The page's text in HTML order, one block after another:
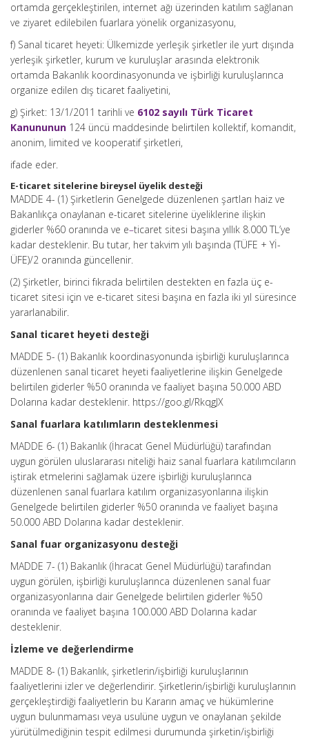
ortamda gerçekleştirilen, internet ağı üzerinden katılım sağlanan
ve ziyaret edilebilen fuarlara yönelik organizasyonu,
f) Sanal ticaret heyeti: Ülkemizde yerleşik şirketler ile yurt dışında
yerleşik şirketler, kurum ve kuruluşlar arasında elektronik
ortamda Bakanlık koordinasyonunda ve işbirliği kuruluşlarınca
organize edilen dış ticaret faaliyetini,
g) Şirket: 13/1/2011 tarihli ve 6102 sayılı Türk Ticaret
Kanununun 124 üncü maddesinde belirtilen kollektif, komandit,
anonim, limited ve kooperatif şirketleri,
ifade eder.
E-ticaret sitelerine bireysel üyelik desteği
MADDE 4- (1) Şirketlerin Genelgede düzenlenen şartları haiz ve
Bakanlıkça onaylanan e-ticaret sitelerine üyeliklerine ilişkin
giderler %60 oranında ve e–ticaret sitesi başına yıllık 8.000 TL’ye
kadar desteklenir. Bu tutar, her takvim yılı başında (TÜFE + Yİ-
ÜFE)/2 oranında güncellenir.
(2) Şirketler, birinci fıkrada belirtilen destekten en fazla üç e-
ticaret sitesi için ve e-ticaret sitesi başına en fazla iki yıl süresince
yararlanabilir.
Sanal ticaret heyeti desteği
MADDE 5- (1) Bakanlık koordinasyonunda işbirliği kuruluşlarınca
düzenlenen sanal ticaret heyeti faaliyetlerine ilişkin Genelgede
belirtilen giderler %50 oranında ve faaliyet başına 50.000 ABD
Dolarına kadar desteklenir. https://goo.gl/RkqgJX
Sanal fuarlara katılımların desteklenmesi
MADDE 6- (1) Bakanlık (İhracat Genel Müdürlüğü) tarafından
uygun görülen uluslararası niteliği haiz sanal fuarlara katılımcıların
iştirak etmelerini sağlamak üzere işbirliği kuruluşlarınca
düzenlenen sanal fuarlara katılım organizasyonlarına ilişkin
Genelgede belirtilen giderler %50 oranında ve faaliyet başına
50.000 ABD Dolarına kadar desteklenir.
Sanal fuar organizasyonu desteği
MADDE 7- (1) Bakanlık (İhracat Genel Müdürlüğü) tarafından
uygun görülen, işbirliği kuruluşlarınca düzenlenen sanal fuar
organizasyonlarına dair Genelgede belirtilen giderler %50
oranında ve faaliyet başına 100.000 ABD Dolarına kadar
desteklenir.
İzleme ve değerlendirme
MADDE 8- (1) Bakanlık, şirketlerin/işbirliği kuruluşlarının
faaliyetlerini izler ve değerlendirir. Şirketlerin/işbirliği kuruluşlarının
gerçekleştirdiği faaliyetlerin bu Kararın amaç ve hükümlerine
uygun bulunmaması veya usulüne uygun ve onaylanan şekilde
yürütülmediğinin tespit edilmesi durumunda şirketin/işbirliği